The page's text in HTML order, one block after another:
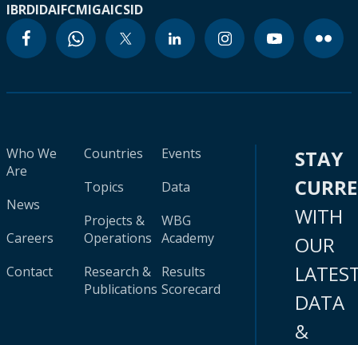
IBRDIDAIFCMIGAICSID
Who We
Are
News
Careers
Contact
Countries
Topics
Projects &
Operations
Research &
Publications
Events
Data
WBG
Academy
Results
Scorecard
STAY
WITH
OUR
DATA
&